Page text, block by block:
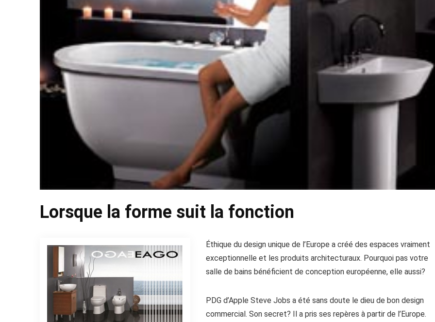
Lorsque la forme suit la fonction
Éthique du design unique de l’Europe a créé des espaces vraiment
exceptionnelle et les produits architecturaux. Pourquoi pas votre
salle de bains bénéficient de conception européenne, elle aussi?
PDG d’Apple Steve Jobs a été sans doute le dieu de bon design
commercial. Son secret? Il a pris ses repères à partir de l’Europe.